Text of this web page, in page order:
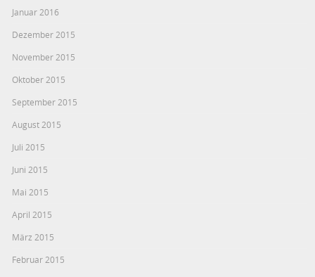
Januar 2016
Dezember 2015
November 2015
Oktober 2015
September 2015
August 2015
Juli 2015
Juni 2015
Mai 2015
April 2015
März 2015
Februar 2015